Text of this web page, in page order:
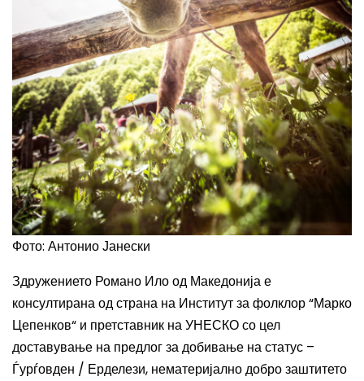
Фото: Антонио Јанески
Здружението Романо Ило од Македонија е
консултирана од страна на Институт за фолклор “Марко
Цепенков“ и претставник на УНЕСКО со цел
доставување на предлог за добивање на статус –
Ѓурѓовден / Ерделези, нематеријално добро заштитето